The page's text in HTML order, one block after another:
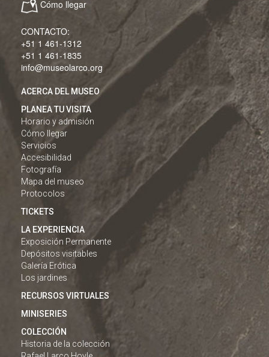
Cómo llegar
CONTACTO:
+51 1 461-1312
+51 1 461-1835
info@museolarco.org
ACERCA DEL MUSEO
PLANEA TU VISITA
Horario y admisión
Cómo llegar
Servicios
Accesibilidad
Fotografía
Mapa del museo
Protocolos
TICKETS
LA EXPERIENCIA
Exposición Permanente
Depósitos visitables
Galería Erótica
Los jardines
RECURSOS VIRTUALES
MINISERIES
COLECCIÓN
Historia de la colección